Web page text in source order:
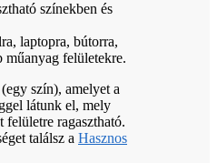
színekben és
laptopra, bútorra,
műanyag felületekre.
szín), amelyet a
látunk el, mely
felületre ragasztható.
találsz a Hasznos